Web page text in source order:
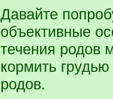
Давайте
объективные
течения родов
кормить
родов.